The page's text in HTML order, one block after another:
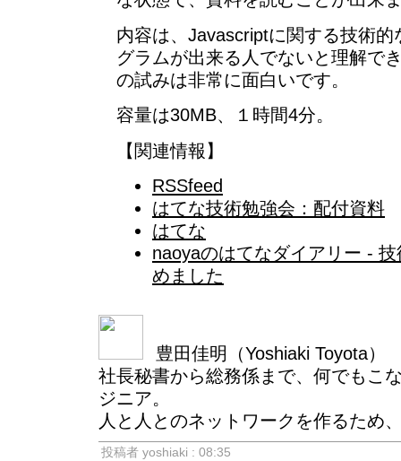
内容は、Javascriptに関する技術
グラムが出来る人でないと理解で
の試みは非常に面白いです。
容量は30MB、１時間4分。
【関連情報】
RSSfeed
はてな技術勉強会：配付資料
はてな
naoyaのはてなダイアリー -
めました
豊田佳明（Yoshiaki Toyota）
社長秘書から総務係まで、何でもこ
ジニア。
人と人とのネットワークを作るため
投稿者 yoshiaki : 08:35